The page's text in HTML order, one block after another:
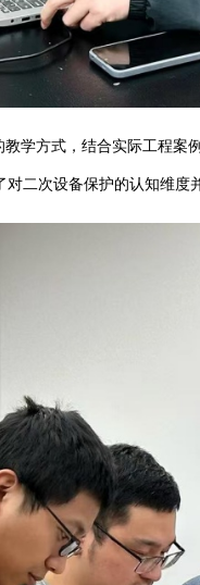
方式，结合实际工程案
二次设备保护的认知维度